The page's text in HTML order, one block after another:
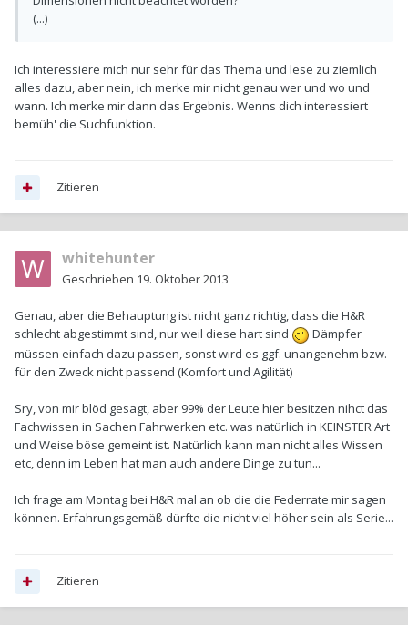
(...)
Ich interessiere mich nur sehr für das Thema und lese zu ziemlich
alles dazu, aber nein, ich merke mir nicht genau wer und wo und
wann. Ich merke mir dann das Ergebnis. Wenns dich interessiert
bemüh' die Suchfunktion.
Zitieren
whitehunter
Geschrieben 19. Oktober 2013
Genau, aber die Behauptung ist nicht ganz richtig, dass die H&R
schlecht abgestimmt sind, nur weil diese hart sind
Dämpfer
müssen einfach dazu passen, sonst wird es ggf. unangenehm bzw.
für den Zweck nicht passend (Komfort und Agilität)
Sry, von mir blöd gesagt, aber 99% der Leute hier besitzen nihct das
Fachwissen in Sachen Fahrwerken etc. was natürlich in KEINSTER Art
und Weise böse gemeint ist. Natürlich kann man nicht alles Wissen
etc, denn im Leben hat man auch andere Dinge zu tun...
Ich frage am Montag bei H&R mal an ob die die Federrate mir sagen
können. Erfahrungsgemäß dürfte die nicht viel höher sein als Serie...
Zitieren